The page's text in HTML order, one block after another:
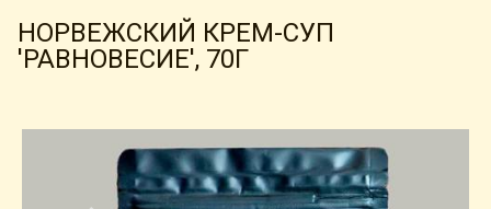
НОРВЕЖСКИЙ КРЕМ-СУП
'РАВНОВЕСИЕ', 70Г